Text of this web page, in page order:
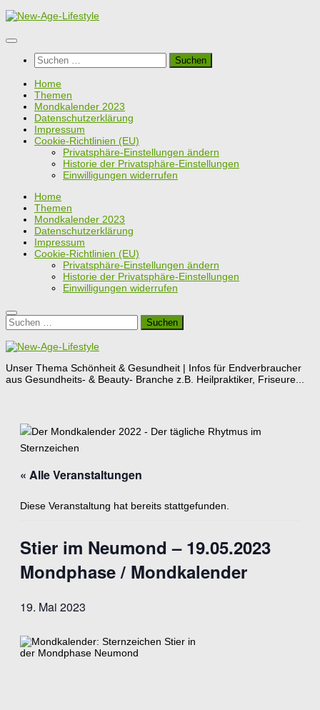
Zum
springen
Suchen
nach:
Home
Themen
Mondkalender 2023
Datenschutzerklärung
Impressum
Cookie-Richtlinien (EU)
Privatsphäre-Einstellungen ändern
Historie der Privatsphäre-Einstellungen
Einwilligungen widerrufen
Home
Themen
Mondkalender 2023
Datenschutzerklärung
Impressum
Cookie-Richtlinien (EU)
Privatsphäre-Einstellungen ändern
Historie der Privatsphäre-Einstellungen
Einwilligungen widerrufen
Suchen
nach:
Unser Thema Schönheit & Gesundheit | Infos für Endverbraucher
aus Gesundheits- & Beauty- Branche z.B. Heilpraktiker, Friseure...
« Alle Veranstaltungen
Diese Veranstaltung hat bereits stattgefunden.
Stier im Neumond – 19.05.2023
Mondphase / Mondkalender
19. Mai 2023